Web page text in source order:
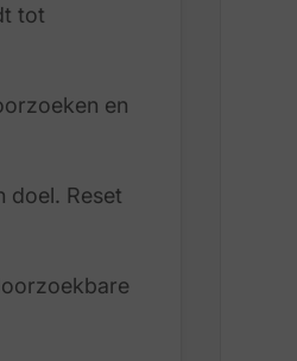
tot
en
doel. Reset